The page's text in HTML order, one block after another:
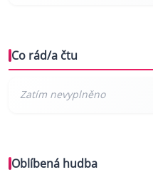
Co rád/a čtu
Oblíbená hudba